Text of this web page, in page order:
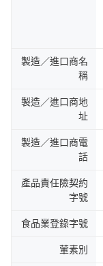
製造／進口商名
稱
製造／進口商地
址
製造／進口商電
話
產品責任險契約
字號
食品業登錄字號
葷素別